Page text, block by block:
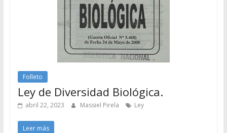
Folleto
Ley de Diversidad Biológica.
abril 22, 2023 Massiel Pirela Ley
Leer más